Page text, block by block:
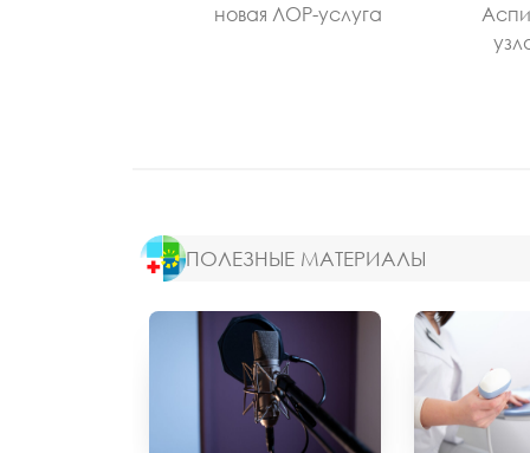
новая ЛОР-услуга
ПОЛЕЗНЫЕ МАТЕРИАЛЫ